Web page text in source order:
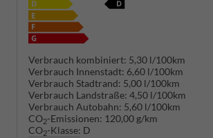
Verbrauch kombiniert: 5,30 l/100km
Verbrauch Innenstadt: 6,60 l/100km
Verbrauch Stadtrand: 5,00 l/100km
Verbrauch Landstraße: 4,50 l/100km
Verbrauch Autobahn: 5,60 l/100km
CO2-Emissionen: 120,00 g/km
CO2-Klasse: D